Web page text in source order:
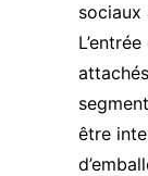
sociaux
être